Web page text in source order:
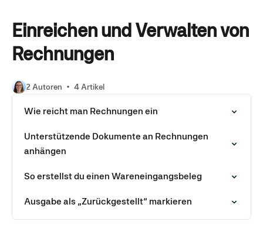
Einreichen und Verwalten von
Rechnungen
2 Autoren 4 Artikel
Wie reicht man Rechnungen ein
Unterstützende Dokumente an Rechnungen
anhängen
So erstellst du einen Wareneingangsbeleg
Ausgabe als „Zurückgestellt“ markieren